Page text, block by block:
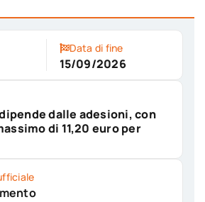
Data di fine
15/09/2026
dalle adesioni, con
di 11,20 euro per